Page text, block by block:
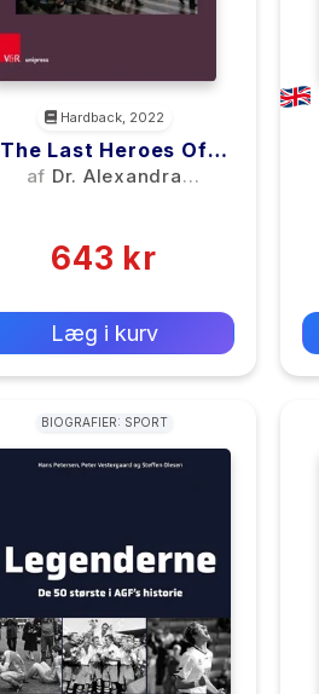
Hardback, 2022
The Last Heroes Of
Leningrad
af Dr. Alexandra
643 kr
Læg i kurv
BIOGRAFIER: SPORT